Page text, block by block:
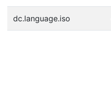
dc.language.iso